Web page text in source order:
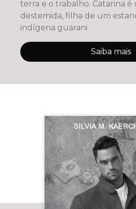
terra e o trabalho. Catarina é
destemida, filha de um
indígena guarani
Saiba mais